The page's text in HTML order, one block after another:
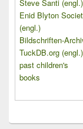
Steve Santi (engl.)
Enid Blyton
(engl.)
Bildschriften-
TuckDB.org (engl.)
past children's
books